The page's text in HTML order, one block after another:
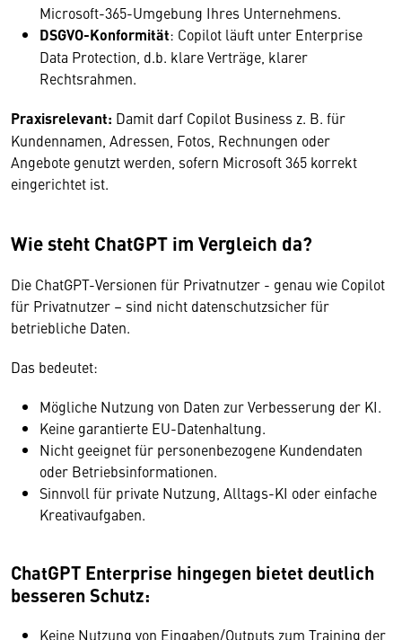
Microsoft-365-Umgebung Ihres Unternehmens.
DSGVO-Konformität: Copilot läuft unter Enterprise
Data Protection, d.b. klare Verträge, klarer
Rechtsrahmen.
Praxisrelevant: Damit darf Copilot Business z. B. für
Kundennamen, Adressen, Fotos, Rechnungen oder
Angebote genutzt werden, sofern Microsoft 365 korrekt
eingerichtet ist.
Wie steht ChatGPT im Vergleich da?
Die ChatGPT-Versionen für Privatnutzer - genau wie Copilot
für Privatnutzer – sind nicht datenschutzsicher für
betriebliche Daten.
Das bedeutet:
Mögliche Nutzung von Daten zur Verbesserung der KI.
Keine garantierte EU-Datenhaltung.
Nicht geeignet für personenbezogene Kundendaten
oder Betriebsinformationen.
Sinnvoll für private Nutzung, Alltags-KI oder einfache
Kreativaufgaben.
ChatGPT Enterprise hingegen bietet deutlich
besseren Schutz:
Keine Nutzung von Eingaben/Outputs zum Training der